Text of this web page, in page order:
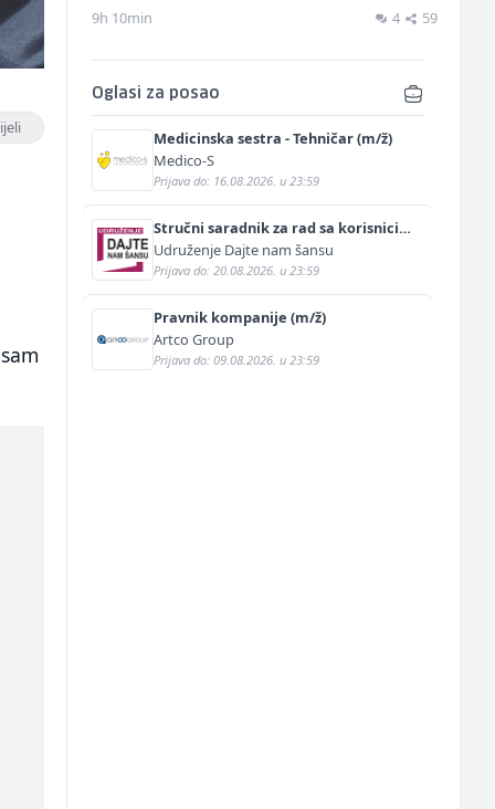
9h 10min 4 59
Oglasi za posao
Medicinska sestra - Tehničar (m/ž)
Medico-S
Prijava do: 16.08.2026. u 23:59
Stručni saradnik za rad sa korisnicima
(m/ž)
Udruženje Dajte nam šansu
Prijava do: 20.08.2026. u 23:59
Pravnik kompanije (m/ž)
Artco Group
Prijava do: 09.08.2026. u 23:59